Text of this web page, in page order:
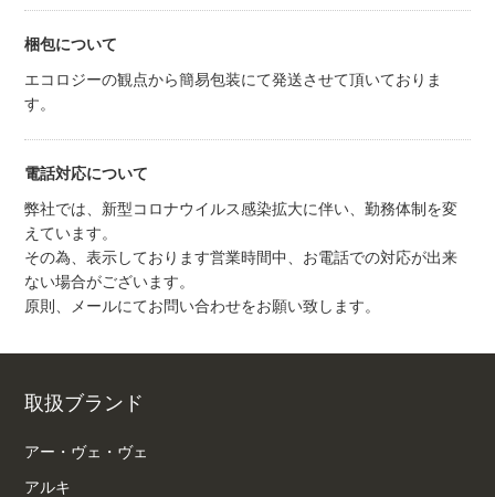
梱包について
エコロジーの観点から簡易包装にて発送させて頂いておりま
す。
電話対応について
弊社では、新型コロナウイルス感染拡大に伴い、勤務体制を変
えています。
その為、表示しております営業時間中、お電話での対応が出来
ない場合がございます。
原則、メールにてお問い合わせをお願い致します。
取扱ブランド
アー・ヴェ・ヴェ
アルキ